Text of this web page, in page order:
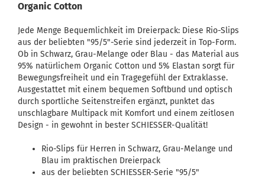
Organic Cotton
Jede Menge Bequemlichkeit im Dreierpack: Diese Rio-Slips
aus der beliebten "95/5"-Serie sind jederzeit in Top-Form.
Ob in Schwarz, Grau-Melange oder Blau - das Material aus
95% natürlichem Organic Cotton und 5% Elastan sorgt für
Bewegungsfreiheit und ein Tragegefühl der Extraklasse.
Ausgestattet mit einem bequemen Softbund und optisch
durch sportliche Seitenstreifen ergänzt, punktet das
unschlagbare Multipack mit Komfort und einem zeitlosen
Design - in gewohnt in bester SCHIESSER-Qualität!
Rio-Slips für Herren in Schwarz, Grau-Melange und
Blau im praktischen Dreierpack
aus der beliebten SCHIESSER-Serie "95/5"